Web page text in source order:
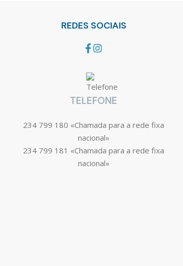
REDES SOCIAIS
TELEFONE
234 799 180 «Chamada para a rede fixa
nacional»
234 799 181 «Chamada para a rede fixa
nacional»